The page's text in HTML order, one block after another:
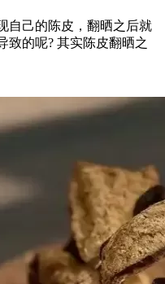
自己的陈皮，翻晒之后就
致的呢? 其实陈皮翻晒之